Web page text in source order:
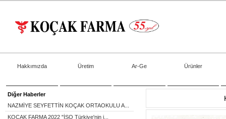
Hakkımızda Üretim Ar-Ge Ürünler
Diğer Haberler
NAZMİYE SEYFETTİN KOÇAK ORTAOKULU A...
KOÇAK FARMA 2022 "İSO Türkiye'nin i...